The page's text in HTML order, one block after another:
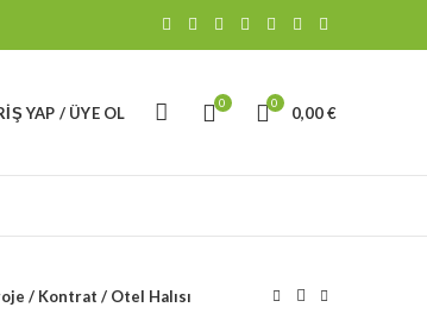
YAP / ÜYE OL
0 0
0,00€
/ Kontrat / Otel Halısı